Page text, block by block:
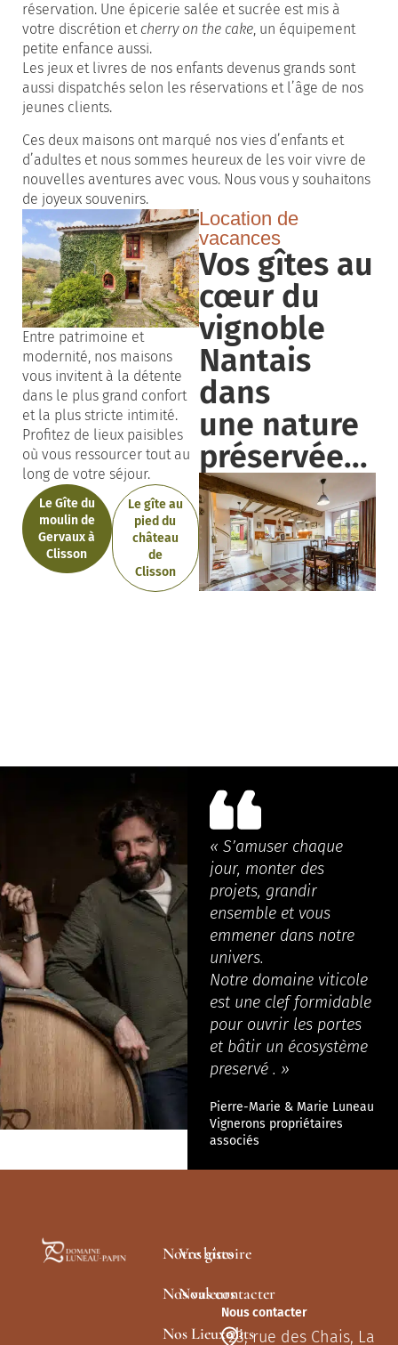
réservation. Une épicerie salée et sucrée est mis à
votre discrétion et cherry on the cake, un équipement
petite enfance aussi.
Les jeux et livres de nos enfants devenus grands sont
aussi dispatchés selon les réservations et l’âge de nos
jeunes clients.
Ces deux maisons ont marqué nos vies d’enfants et
d’adultes et nous sommes heureux de les voir vivre de
nouvelles aventures avec vous. Nous vous y souhaitons
de joyeux souvenirs.
Entre patrimoine et
modernité, nos maisons
vous invitent à la détente
dans le plus grand confort
et la plus stricte intimité.
Profitez de lieux paisibles
où vous ressourcer tout au
long de votre séjour.
Le Gîte du
moulin de
Gervaux à
Clisson
Le gîte au
pied du
château
de
Clisson
Location de
vacances
Vos gîtes au
cœur du
vignoble
Nantais
dans
une nature
préservée...
« S’amuser chaque
jour, monter des
projets, grandir
ensemble et vous
emmener dans notre
univers.
Notre domaine viticole
est une clef formidable
pour ouvrir les portes
et bâtir un écosystème
preservé . »
Pierre-Marie & Marie Luneau
Vignerons propriétaires
associés
Notre histoire
Nos valeurs
Nos Lieux-dits
Vos gîtes
Nous contacter
Nous contacter
23, rue des Chais, La